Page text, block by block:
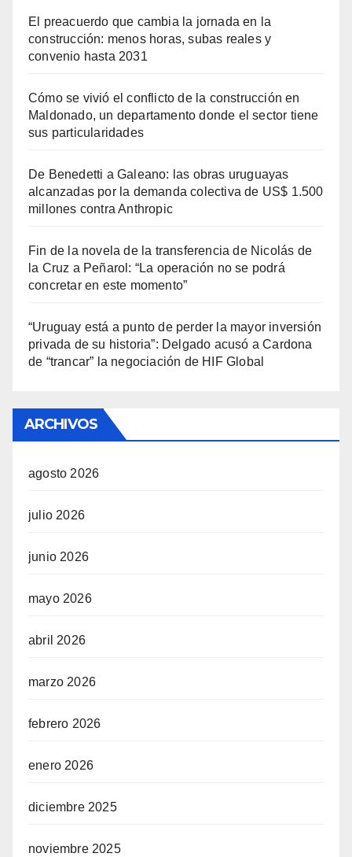
El preacuerdo que cambia la jornada en la
construcción: menos horas, subas reales y
convenio hasta 2031
Cómo se vivió el conflicto de la construcción en
Maldonado, un departamento donde el sector tiene
sus particularidades
De Benedetti a Galeano: las obras uruguayas
alcanzadas por la demanda colectiva de US$ 1.500
millones contra Anthropic
Fin de la novela de la transferencia de Nicolás de
la Cruz a Peñarol: “La operación no se podrá
concretar en este momento”
“Uruguay está a punto de perder la mayor inversión
privada de su historia”: Delgado acusó a Cardona
de “trancar” la negociación de HIF Global
ARCHIVOS
agosto 2026
julio 2026
junio 2026
mayo 2026
abril 2026
marzo 2026
febrero 2026
enero 2026
diciembre 2025
noviembre 2025